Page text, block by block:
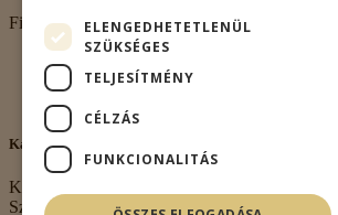
Fiókom
Fiókom
Rendeléseim
Kapcsolat
Kapcsolat
Székhely:
ELENGEDHETETLENÜL
SZÜKSÉGES
TELJESÍTMÉNY
CÉLZÁS
FUNKCIONALITÁS